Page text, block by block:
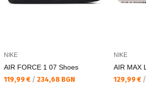
NIKE
AIR FORCE 1 07 Shoes
Текуща цена:
119,99 € / 234,68 BGN
NIKE
AIR MAX
Текуща
129,99 € /